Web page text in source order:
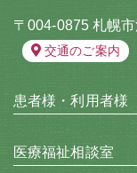
〒004-0875 札幌
交通のご案内
患者様・利用者様
医療福祉相談室